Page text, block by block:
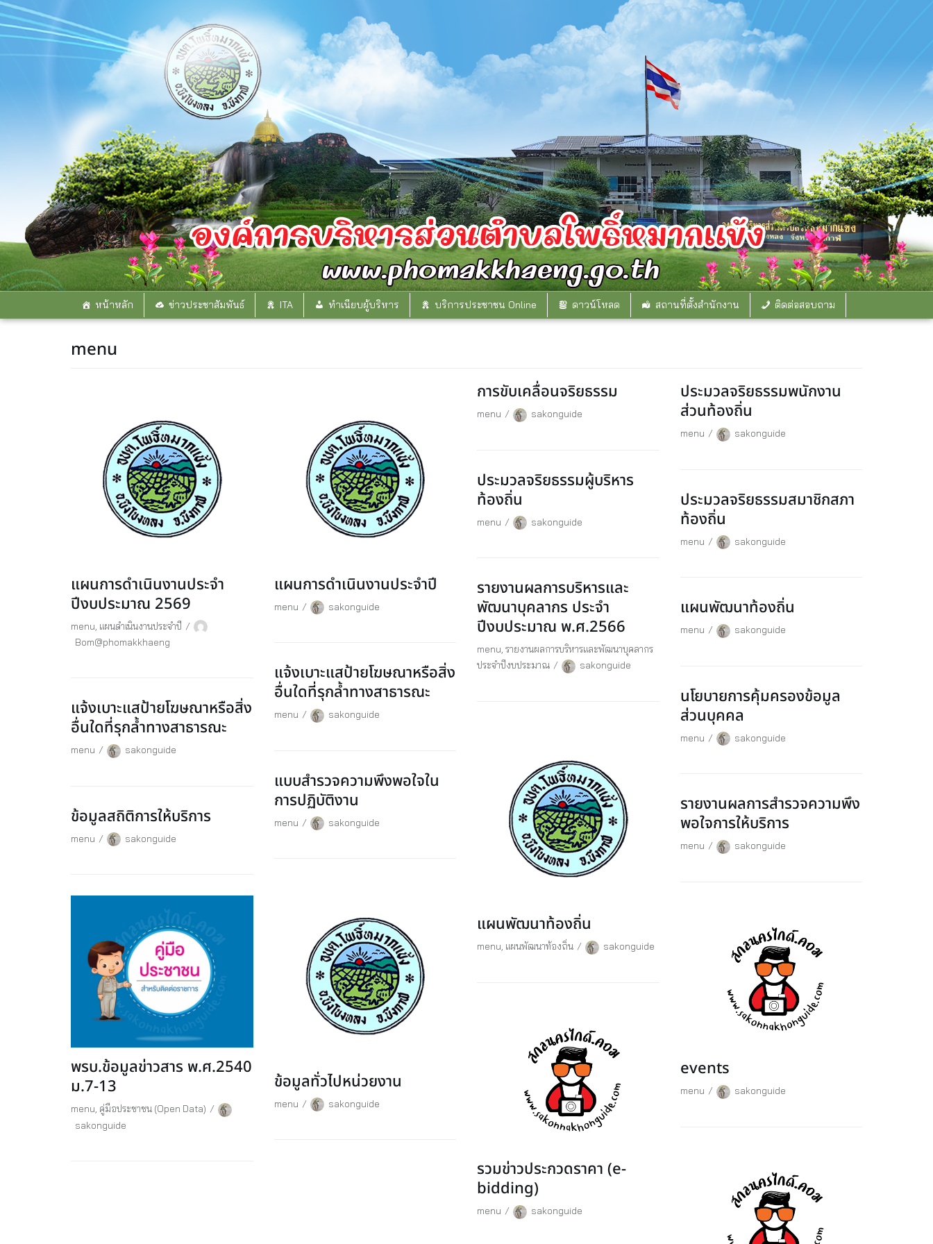
Skip
to
content
หน้าหลัก ข่าวประชาสัมพันธ์ ITA ทำเนียบผู้บริหาร บริการประชาชน Online ดาวน์โหลด สถานที่ตั้งสำนักงาน ติดต่อสอบถาม
menu
แผนการดำเนินงานประจำ
ปีงบประมาณ 2569
menu แผนดำเนินงานประจำปี
Bom@phomakkhaeng
แผนการดำเนินงานประจำปี
menu sakonguide
การขับเคลื่อนจริยธรรม
menu sakonguide
ประมวลจริยธรรมพนักงาน
ส่วนท้องถิ่น
menu sakonguide
ประมวลจริยธรรมผู้บริหาร
ท้องถิ่น
menu sakonguide
ประมวลจริยธรรมสมาชิกสภา
ท้องถิ่น
menu sakonguide
รายงานผลการบริหารและ
พัฒนาบุคลากร ประจำ
ปีงบประมาณ พ.ศ.2566
menu รายงานผลการบริหารและพัฒนาบุคลากร
ประจำปีงบประมาณ
sakonguide
แผนพัฒนาท้องถิ่น
menu sakonguide
แจ้งเบาะแสป้ายโฆษณาหรือสิ่ง
อื่นใดที่รุกล้ำทางสาธารณะ
menu sakonguide
นโยบายการคุ้มครองข้อมูล
ส่วนบุคคล
menu sakonguide
แจ้งเบาะแสป้ายโฆษณาหรือสิ่ง
อื่นใดที่รุกล้ำทางสาธารณะ
menu sakonguide
แผนพัฒนาท้องถิ่น
menu แผนพัฒนาท้องถิ่น sakonguide
แบบสำรวจความพึงพอใจใน
การปฏิบัติงาน
menu sakonguide
รายงานผลการสำรวจความพึง
พอใจการให้บริการ
menu sakonguide
ข้อมูลสถิติการให้บริการ
menu sakonguide
ข้อมูลทั่วไปหน่วยงาน
menu sakonguide
พรบ.ข้อมูลข่าวสาร พ.ศ.2540
ม.7-13
menu คู่มือประชาชน (Open Data)
sakonguide
events
menu sakonguide
รวมข่าวประกวดราคา (e-
bidding)
menu sakonguide